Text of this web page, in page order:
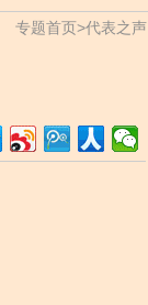
专题首页>代表之声